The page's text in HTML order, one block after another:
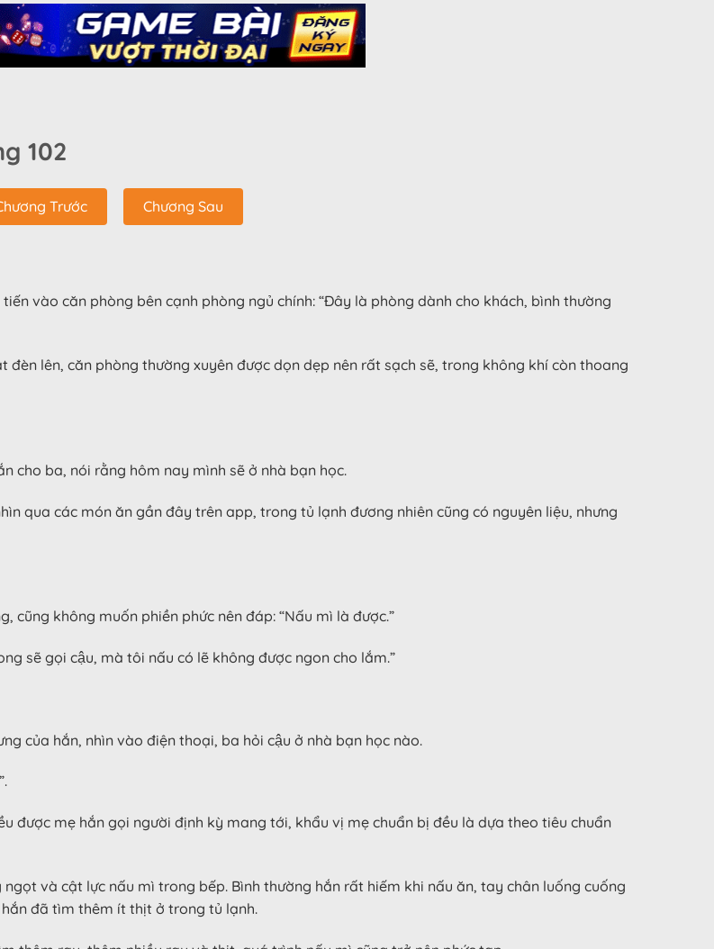
102
Trước Chương Sau
vào căn phòng bên cạnh phòng ngủ chính: “Đây là phòng dành cho khách, bình thường
đèn lên, căn phòng thường xuyên được dọn dẹp nên rất sạch sẽ, trong không khí còn thoang
cho ba, nói rằng hôm nay mình sẽ ở nhà bạn học.
qua các món ăn gần đây trên app, trong tủ lạnh đương nhiên cũng có nguyên liệu, nhưng
cũng không muốn phiền phức nên đáp: “Nấu mì là được.”
sẽ gọi cậu, mà tôi nấu có lẽ không được ngon cho lắm.”
của hắn, nhìn vào điện thoại, ba hỏi cậu ở nhà bạn học nào.
được mẹ hắn gọi người định kỳ mang tới, khẩu vị mẹ chuẩn bị đều là dựa theo tiêu chuẩn
và cật lực nấu mì trong bếp. Bình thường hắn rất hiếm khi nấu ăn, tay chân luống cuống
đã tìm thêm ít thịt ở trong tủ lạnh.